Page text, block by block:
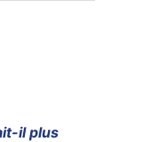
il plus